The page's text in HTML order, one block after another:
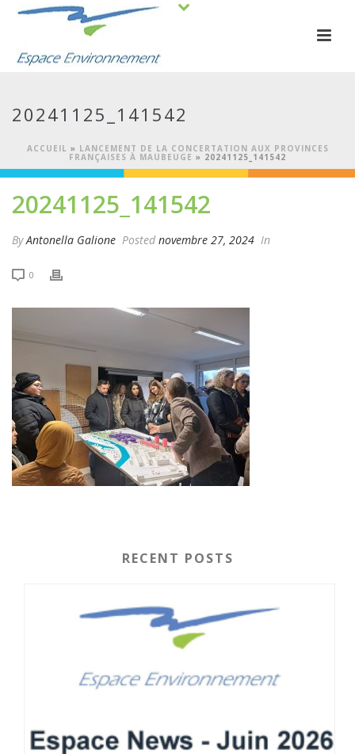
20241125_141542
ACCUEIL » LANCEMENT DE LA CONCERTATION AUX PROVINCES
FRANÇAISES À MAUBEUGE » 20241125_141542
20241125_141542
ByAntonella Galione Posted novembre 27, 2024 In
0
RECENT POSTS